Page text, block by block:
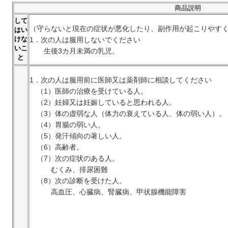
商品説明
して
はい
けな
いこ
と
（守らないと現在の症状が悪化したり、副作用が起こりやす
1．次の人は服用しないでください
生後3カ月未満の乳児。
1．次の人は服用前に医師又は薬剤師に相談してください
（1）医師の治療を受けている人。
（2）妊婦又は妊娠していると思われる人。
（3）体の虚弱な人（体力の衰えている人、体の弱い人）。
（4）胃腸の弱い人。
（5）発汗傾向の著しい人。
（6）高齢者。
（7）次の症状のある人。
むくみ、排尿困難
（8）次の診断を受けた人。
高血圧、心臓病、腎臓病、甲状腺機能障害